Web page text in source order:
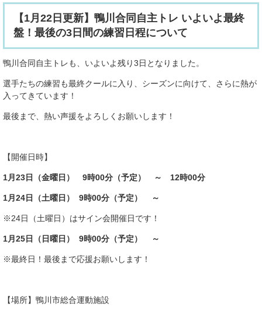
【1月22日更新】鴨川合同自主トレ いよいよ最終
盤！最後の3日間の練習日程について
鴨川合同自主トレも、いよいよ残り3日となりました。
選手たちの練習も最終クールに入り、シーズンに向けて、さらに熱が
入ってきています！
最後まで、熱い声援をよろしくお願いします！
【開催日時】
1月23日（金曜日） 9時00分（予定） ～ 12時00分
1月24日（土曜日） 9時00分（予定） ～
※24日（土曜日）はサイン会開催日です！
1月25日（日曜日） 9時00分（予定） ～
※最終日！最後まで応援お願いします！
【場所】鴨川市総合運動施設